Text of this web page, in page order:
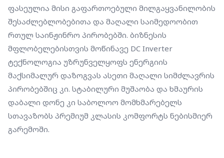
ფასეულია მისი გაფართოებული მილგაყვანილობის
შესაძლებლობებითა და მაღალი საიმედოობით
რთულ საინჟინრო პირობებში. ბიზნესის
მფლობელებისთვის მოწინავე DC Inverter
ტექნოლოგია უზრუნველყოფს ენერგიის
მაქსიმალურ დაზოგვას ასეთი მაღალი სიმძლავრის
პირობებშიც კი. სტაბილური მუშაობა და ხმაურის
დაბალი დონე კი საბოლოო მომხმარებელს
სთავაზობს პრემიუმ კლასის კომფორტს ნებისმიერ
გარემოში.